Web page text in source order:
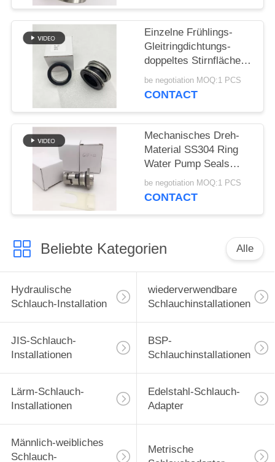
Einzelne Frühlings-
Gleitringdichtungs-
doppeltes Stirnfläche-
Gummi-Gebrüll
be negotiation MOQ:1 PCS
CONTACT
Mechanisches Dreh-
Material SS304 Ring
Water Pump Seals
12mm
be negotiation MOQ:1 PCS
CONTACT
Beliebte Kategorien Alle
Hydraulische
Schlauch-Installation
wiederverwendbare
Schlauchinstallationen
JIS-Schlauch-
Installationen
BSP-
Schlauchinstallationen
Lärm-Schlauch-
Installationen
Edelstahl-Schlauch-
Adapter
Männlich-weibliches
Schlauch-
Metrische